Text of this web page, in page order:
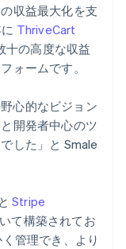
収益最大化を支
ThriveCart
十の高度な収益
ォームです。
心的なビジョン
開発者中心のツ
した」と Smale
とStripe
て構築されてお
管理でき、より